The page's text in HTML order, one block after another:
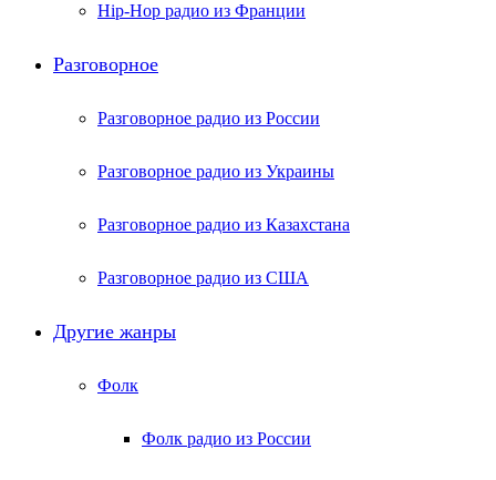
Hip-Hop радио из Франции
Разговорное
Разговорное радио из России
Разговорное радио из Украины
Разговорное радио из Казахстана
Разговорное радио из США
Другие жанры
Фолк
Фолк радио из России